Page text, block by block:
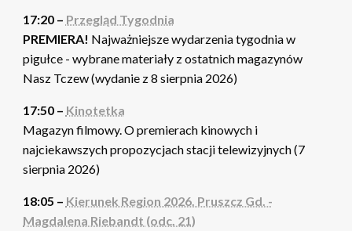
17:20 – Przegląd Tygodnia
PREMIERA! Najważniejsze wydarzenia tygodnia w
pigułce - wybrane materiały z ostatnich magazynów
Nasz Tczew (wydanie z 8 sierpnia 2026)
17:50 – Kinotetka
Magazyn filmowy. O premierach kinowych i
najciekawszych propozycjach stacji telewizyjnych (7
sierpnia 2026)
18:05 – Kierunek Region 2026. Pruszcz Gd. -
Magdalena Riebandt (odc. 21)